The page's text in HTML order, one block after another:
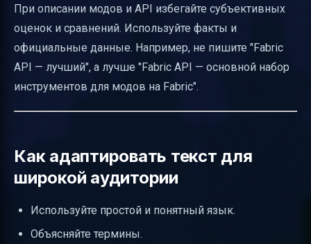
При описании модов и API избегайте субъективных
оценок и сравнений. Используйте факты и
официальные данные. Например, не пишите "Fabric
API — лучший", а лучше "Fabric API — основной набор
инструментов для модов на Fabric".
Как адаптировать текст для
широкой аудитории
Используйте простой и понятный язык.
Объясняйте термины.